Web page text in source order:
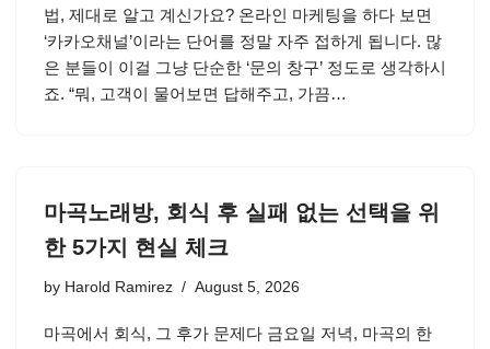
법, 제대로 알고 계신가요? 온라인 마케팅을 하다 보면
‘카카오채널’이라는 단어를 정말 자주 접하게 됩니다. 많
은 분들이 이걸 그냥 단순한 ‘문의 창구’ 정도로 생각하시
죠. “뭐, 고객이 물어보면 답해주고, 가끔…
마곡노래방, 회식 후 실패 없는 선택을 위
한 5가지 현실 체크
by Harold Ramirez August 5, 2026
마곡에서 회식, 그 후가 문제다 금요일 저녁, 마곡의 한